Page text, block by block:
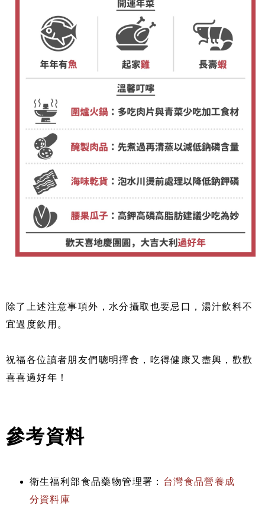
除了上述注意事項外，水分攝取也要忌口，湯汁飲料不
宜過度飲用。
祝福各位讀者朋友們聰明擇食，吃得健康又盡興，歡歡
喜喜過好年！
參考資料
衛生福利部食品藥物管理署： 台灣食品營養成
分資料庫